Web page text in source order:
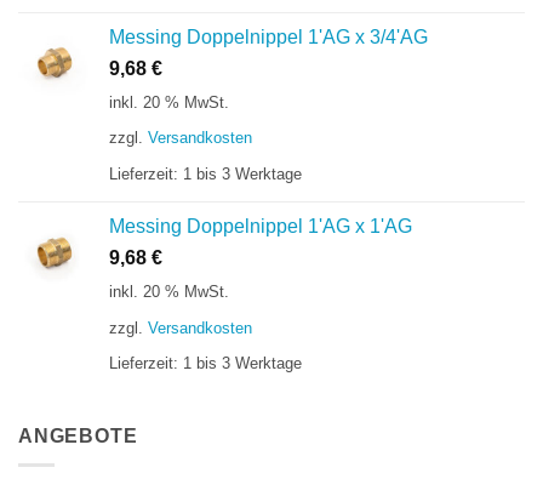
Messing Doppelnippel 1'AG x 3/4'AG
9,68 €
inkl. 20 % MwSt.
zzgl. Versandkosten
Lieferzeit: 1 bis 3 Werktage
Messing Doppelnippel 1'AG x 1'AG
9,68 €
inkl. 20 % MwSt.
zzgl. Versandkosten
Lieferzeit: 1 bis 3 Werktage
ANGEBOTE